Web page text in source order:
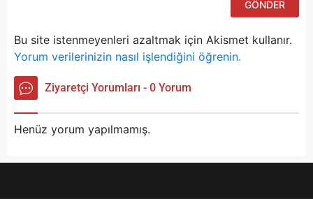
Bu site istenmeyenleri azaltmak için Akismet kullanır.
Yorum verilerinizin nasıl işlendiğini öğrenin.
Ziyaretçi Yorumları - 0 Yorum
Henüz yorum yapılmamış.